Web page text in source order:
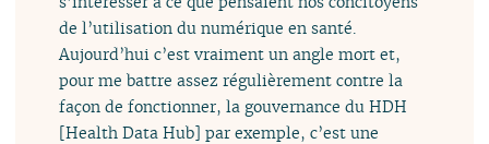
de l’utilisation du numérique en santé.
Aujourd’hui c’est vraiment un angle mort et,
pour me battre assez régulièrement contre la
façon de fonctionner, la gouvernance du HDH
[Health Data Hub] par exemple, c’est une